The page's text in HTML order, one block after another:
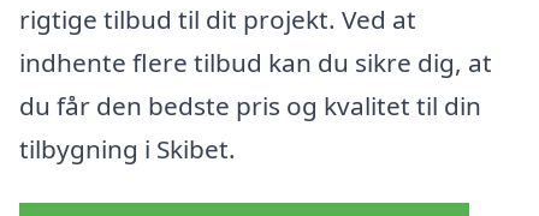
rigtige tilbud til dit projekt. Ved at
indhente flere tilbud kan du sikre dig, at
du får den bedste pris og kvalitet til din
tilbygning i Skibet.